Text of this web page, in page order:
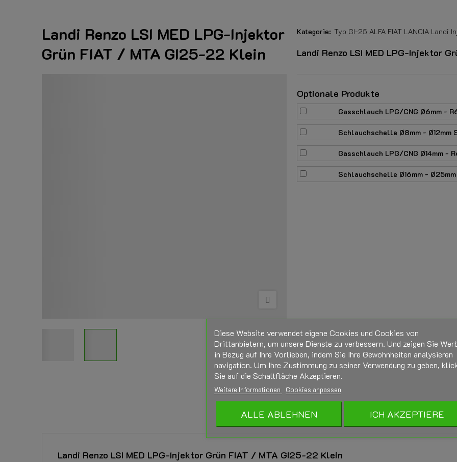
Landi Renzo LSI MED LPG-Injektor
Grün FIAT / MTA GI25-22 Klein
Kategorie: Typ GI-25 ALFA FIAT LANCIA Landi
Landi Renzo LSI MED LPG-Injektor
Optionale Produkte
Gasschlauch LPG/CNG Ø6mm -
Schlauchschelle Ø8mm - Ø12mm
Gasschlauch LPG/CNG Ø14mm -
Schlauchschelle Ø16mm -
BESCHREIBUNG PRODUKTDETAILS
Landi Renzo LSI MED LPG-Injektor Grün FIAT / MTA GI25-22 Klein
Diese Website verwendet eigene Cookies und Cookies von
Drittanbietern, um unsere Dienste zu verbessern. Und zeigen Sie
in Bezug auf Ihre Vorlieben, indem Sie Ihre Gewohnheiten analysieren
navigation. Um Ihre Zustimmung zu seiner Verwendung zu geben,
Sie auf die Schaltfläche Akzeptieren.
Weitere Informationen Cookies anpassen
ALLE ABLEHNEN ICH AKZEPTIERE